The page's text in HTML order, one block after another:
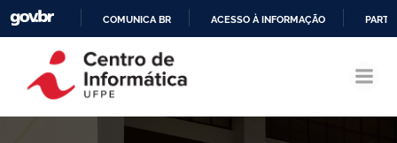
CONTEÚDO
COMUNICA BR ACESSO À INFORMAÇÃO